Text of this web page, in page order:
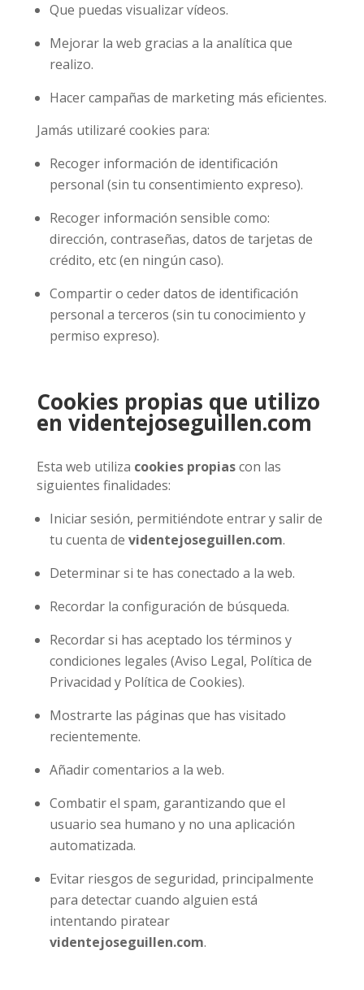
Que puedas visualizar vídeos.
Mejorar la web gracias a la analítica que
realizo.
Hacer campañas de marketing más eficientes.
Jamás utilizaré cookies para:
Recoger información de identificación
personal (sin tu consentimiento expreso).
Recoger información sensible como:
dirección, contraseñas, datos de tarjetas de
crédito, etc (en ningún caso).
Compartir o ceder datos de identificación
personal a terceros (sin tu conocimiento y
permiso expreso).
Cookies propias que utilizo
en videntejoseguillen.com
Esta web utiliza cookies propiascon las
siguientes finalidades:
Iniciar sesión, permitiéndote entrar y salir de
tu cuenta de videntejoseguillen.com.
Determinar si te has conectado a la web.
Recordar la configuración de búsqueda.
Recordar si has aceptado los términos y
condiciones legales (Aviso Legal, Política de
Privacidad y Política de Cookies).
Mostrarte las páginas que has visitado
recientemente.
Añadir comentarios a la web.
Combatir el spam, garantizando que el
usuario sea humano y no una aplicación
automatizada.
Evitar riesgos de seguridad, principalmente
para detectar cuando alguien está
intentando piratear
videntejoseguillen.com.